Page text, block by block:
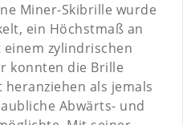
Miner-Skibrille wurde
ein Höchstmaß an
zylindrischen
konnten die Brille
als jemals
Abwärts- und